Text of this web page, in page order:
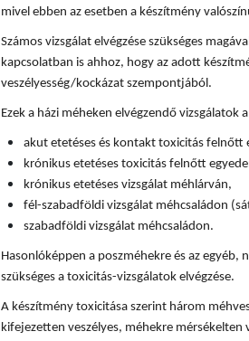
mivel ebben az esetben a készítmény
Számos vizsgálat elvégzése szükséges
kapcsolatban is ahhoz, hogy az adott
veszélyesség/kockázat szempontjából.
Ezek a házi méheken elvégzendő vizsgálatok
akut etetéses és kontakt toxicitás felnőtt
krónikus etetéses toxicitás felnőtt
krónikus etetéses vizsgálat méhlárván,
fél-szabadföldi vizsgálat méhcsaládon
szabadföldi vizsgálat méhcsaládon.
Hasonlóképpen a poszméhekre és az
szükséges a toxicitás-vizsgálatok elvégzése.
A készítmény toxicitása szerint három
kifejezetten veszélyes, méhekre